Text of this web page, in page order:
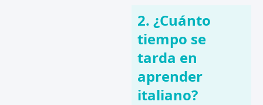
2. ¿Cuánto
tiempo se
tarda en
aprender
italiano?